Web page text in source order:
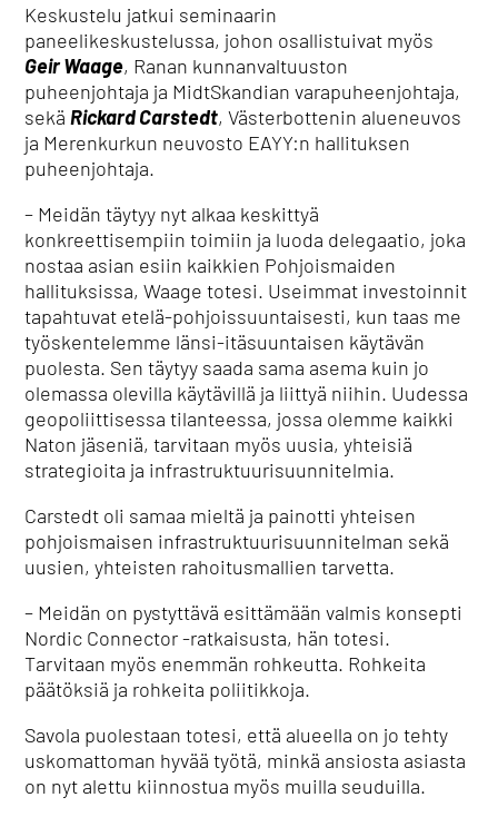
Keskustelu jatkui seminaarin
paneelikeskustelussa, johon osallistuivat myös
Geir Waage, Ranan kunnanvaltuuston
puheenjohtaja ja MidtSkandian varapuheenjohtaja,
sekäRickard Carstedt, Västerbottenin alueneuvos
ja Merenkurkun neuvosto EAYY:n hallituksen
puheenjohtaja.
– Meidän täytyy nyt alkaa keskittyä
konkreettisempiin toimiin ja luoda delegaatio, joka
nostaa asian esiin kaikkien Pohjoismaiden
hallituksissa, Waage totesi. Useimmat investoinnit
tapahtuvat etelä-pohjoissuuntaisesti, kun taas me
työskentelemme länsi-itäsuuntaisen käytävän
puolesta. Sen täytyy saada sama asema kuin jo
olemassa olevilla käytävillä ja liittyä niihin. Uudessa
geopoliittisessa tilanteessa, jossa olemme kaikki
Naton jäseniä, tarvitaan myös uusia, yhteisiä
strategioita ja infrastruktuurisuunnitelmia.
Carstedt oli samaa mieltä ja painotti yhteisen
pohjoismaisen infrastruktuurisuunnitelman sekä
uusien, yhteisten rahoitusmallien tarvetta.
– Meidän on pystyttävä esittämään valmis konsepti
Nordic Connector -ratkaisusta, hän totesi.
Tarvitaan myös enemmän rohkeutta. Rohkeita
päätöksiä ja rohkeita poliitikkoja.
Savola puolestaan totesi, että alueella on jo tehty
uskomattoman hyvää työtä, minkä ansiosta asiasta
on nyt alettu kiinnostua myös muilla seuduilla.